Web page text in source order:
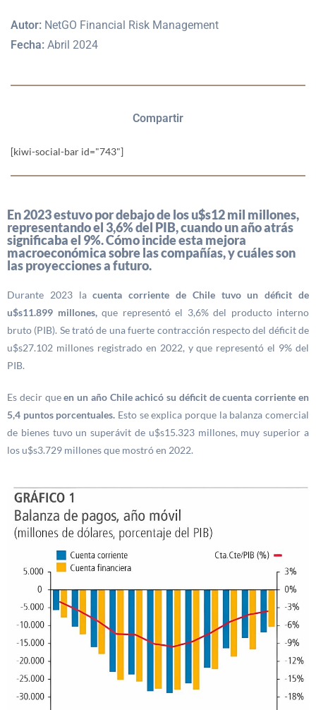
Autor: NetGO Financial Risk Management
Fecha: Abril 2024
Compartir
[kiwi-social-bar id="743"]
En 2023 estuvo por debajo de los u$s12 mil millones,
representando el 3,6% del PIB, cuando un año atrás
significaba el 9%. Cómo incide esta mejora
macroeconómica sobre las compañías, y cuáles son
las proyecciones a futuro.
Durante 2023 lacuenta corriente de Chile tuvo un déficit de
u$s11.899 millones,que representó el 3,6% del producto interno
bruto (PIB). Se trató de una fuerte contracción respecto del déficit de
u$s27.102 millones registrado en 2022, y que representó el 9% del
PIB.
Es decir queen un año Chile achicó su déficit de cuenta corriente en
5,4 puntos porcentuales. Esto se explica porque la balanza comercial
de bienes tuvo un superávit de u$s15.323 millones, muy superior a
los u$s3.729 millones que mostró en 2022.